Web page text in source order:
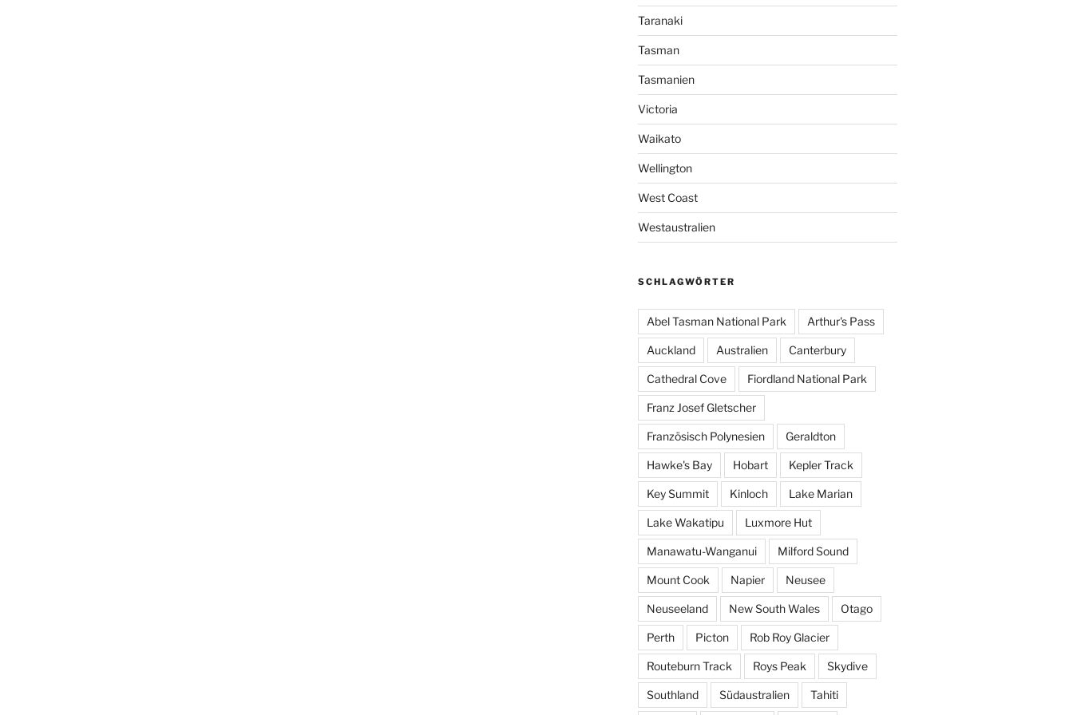
Taranaki
Tasman
Tasmanien
Victoria
Waikato
Wellington
West Coast
Westaustralien
SCHLAGWÖRTER
Abel Tasman National Park Arthur's Pass
Auckland Australien Canterbury
Cathedral Cove Fiordland National Park
Franz Josef Gletscher
Französisch Polynesien Geraldton
Hawke's Bay Hobart Kepler Track
Key Summit Kinloch Lake Marian
Lake Wakatipu Luxmore Hut
Manawatu-Wanganui Milford Sound
Mount Cook Napier Neusee
Neuseeland New South Wales Otago
Perth Picton Rob Roy Glacier
Routeburn Track Roys Peak Skydive
Southland Südaustralien Tahiti